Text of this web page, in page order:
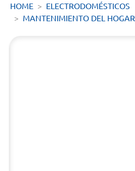
HOME
ELECTRODOMÉSTICOS
MANTENIMIENTO DEL HOGAR